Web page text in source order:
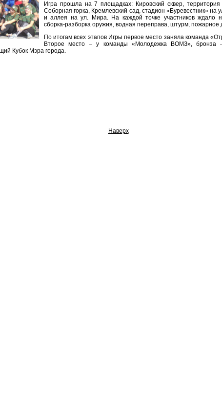
Игра прошла на 7 площадках: Кировский сквер,
Соборная горка, Кремлевский сад, стадион «Буревестник» на
и аллея на ул. Мира. На каждой точке участников ждало
сборка-разборка оружия, водная переправа, штурм, пожарное
По итогам всех этапов Игры первое место заняла команда
Второе место – у команды «Молодежка ВОМЗ»,
Кубок Мэра города.
Наверх